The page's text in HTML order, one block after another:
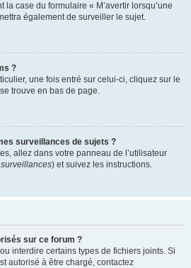
la case du formulaire « M’avertir lorsqu’une
également de surveiller le sujet.
?
une fois entré sur celui-ci, cliquez sur le
trouve en bas de page.
surveillances de sujets ?
allez dans votre panneau de l’utilisateur
) et suivez les instructions.
sur ce forum ?
interdire certains types de fichiers joints. Si
autorisé à être chargé, contactez